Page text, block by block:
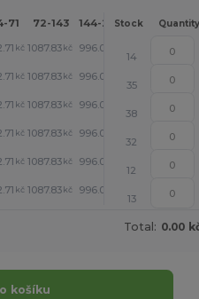
71 72-143 144-287 288 +
Stock Quantity
kč 1087.83 kč 996.08
14
kč 1087.83 kč 996.08
35
kč 1087.83 kč 996.08
38
kč 1087.83 kč 996.08
32
kč 1087.83 kč 996.08
12
kč 1087.83 kč 996.08
13
Total: 0.00
košíku